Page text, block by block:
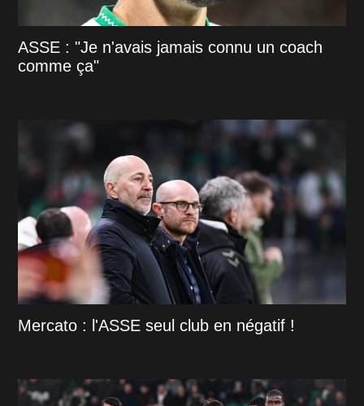
ASSE : "Je n'avais jamais connu un coach
comme ça"
Mercato : l'ASSE seul club en négatif !